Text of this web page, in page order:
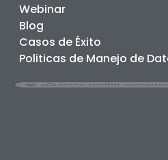
Webinar
Blog
Casos de Éxito
Politicas de Manejo de
¿Quieres recibir